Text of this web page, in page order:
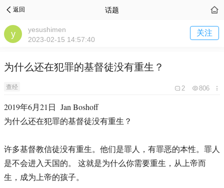
返回 话题
yesushimen
2023-02-15 14:57:40
关注
为什么还在犯罪的基督徒没有重生？
查经 2 806
2019年6月21日 Jan Boshoff
为什么还在犯罪的基督徒没有重生？
许多基督教信徒没有重生。他们是罪人，有罪恶的本性。罪人
是不会进入天国的。 这就是为什么你需要重生，从上帝而
生，成为上帝的孩子。